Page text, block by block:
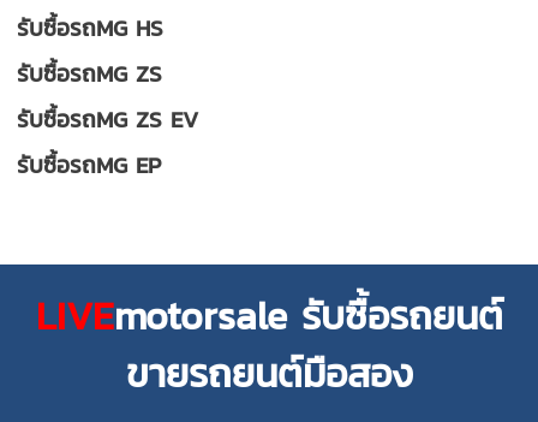
รับซื้อรถMG HS
รับซื้อรถMG ZS
รับซื้อรถMG ZS EV
รับซื้อรถMG EP
LIVEmotorsale รับซื้อรถยนต์
ขายรถยนต์มือสอง